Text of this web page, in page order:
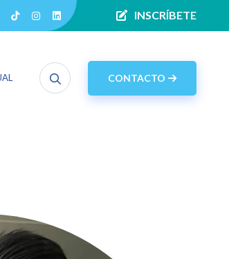
INSCRÍBETE
CONTACTO